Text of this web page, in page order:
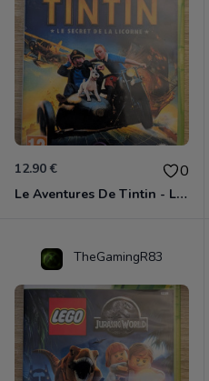
12.90 € 0
Le Aventures De Tintin - Le Secret De La Licorne Xbox 360
TheGamingR83